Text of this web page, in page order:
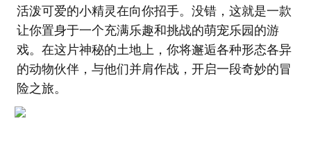
活泼可爱的小精灵在向你招手。没错，这就是一款
让你置身于一个充满乐趣和挑战的萌宠乐园的游
戏。在这片神秘的土地上，你将邂逅各种形态各异
的动物伙伴，与他们并肩作战，开启一段奇妙的冒
险之旅。